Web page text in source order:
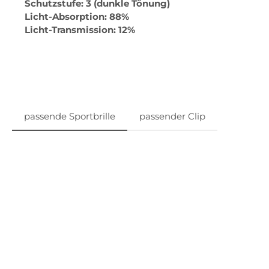
Schutzstufe: 3 (dunkle Tönung)
Licht-Absorption: 88%
Licht-Transmission: 12%
passende Sportbrille passender Clip